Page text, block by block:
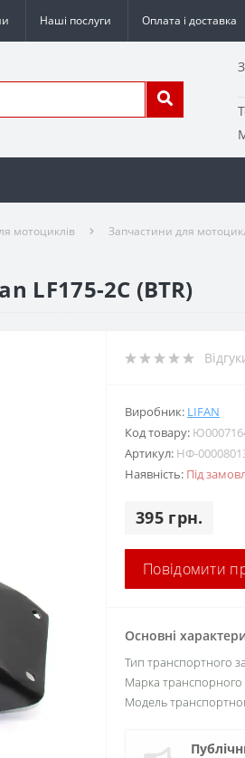
Наші послуги Оплата і доставка
мотоциклів Запчастини для
LF175-2С (BTR)
Виробник: LIFAN
Код товару:
Артикул: НФ-
Наявність: Під
395 грн.
Повідомити
Основні
Тип транспортного
Марка транспорного
Модель